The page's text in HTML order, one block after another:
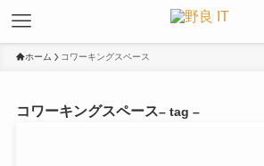
ホーム コワーキングスペース
コワーキングスペース– tag –